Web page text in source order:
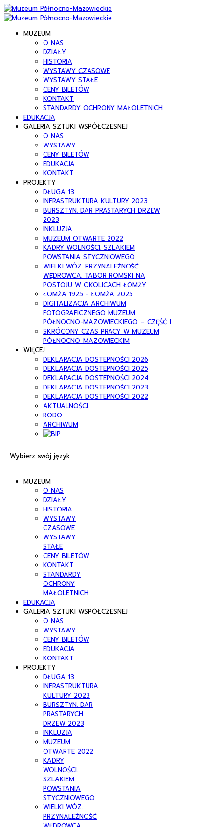
MUZEUM
O NAS
DZIAŁY
HISTORIA
WYSTAWY CZASOWE
WYSTAWY STAŁE
CENY BILETÓW
KONTAKT
STANDARDY OCHRONY MAŁOLETNICH
EDUKACJA
GALERIA SZTUKI WSPÓŁCZESNEJ
O NAS
WYSTAWY
CENY BILETÓW
EDUKACJA
KONTAKT
PROJEKTY
DŁUGA 13
INFRASTRUKTURA KULTURY 2023
BURSZTYN. DAR PRASTARYCH DRZEW
2023
INKLUZJA
MUZEUM OTWARTE 2022
KADRY WOLNOŚCI. SZLAKIEM
POWSTANIA STYCZNIOWEGO
WIELKI WÓZ. PRZYNALEŻNOŚĆ
WĘDROWCA. TABOR ROMSKI NA
POSTOJU W OKOLICACH ŁOMŻY
ŁOMŻA 1925 - ŁOMŻA 2025
DIGITALIZACJA ARCHIWUM
FOTOGRAFICZNEGO MUZEUM
PÓŁNOCNO-MAZOWIECKIEGO – CZĘŚĆ I
SKRÓCONY CZAS PRACY W MUZEUM
PÓŁNOCNO-MAZOWIECKIM
WIĘCEJ
DEKLARACJA DOSTEPNOŚCI 2026
DEKLARACJA DOSTEPNOŚCI 2025
DEKLARACJA DOSTEPNOŚCI 2024
DEKLARACJA DOSTEPNOŚCI 2023
DEKLARACJA DOSTEPNOŚCI 2022
AKTUALNOŚCI
RODO
ARCHIWUM
Wybierz swój język
MUZEUM
O NAS
DZIAŁY
HISTORIA
WYSTAWY
CZASOWE
WYSTAWY
STAŁE
CENY BILETÓW
KONTAKT
STANDARDY
OCHRONY
MAŁOLETNICH
EDUKACJA
GALERIA SZTUKI WSPÓŁCZESNEJ
O NAS
WYSTAWY
CENY BILETÓW
EDUKACJA
KONTAKT
PROJEKTY
DŁUGA 13
INFRASTRUKTURA
KULTURY 2023
BURSZTYN. DAR
PRASTARYCH
DRZEW 2023
INKLUZJA
MUZEUM
OTWARTE 2022
KADRY
WOLNOŚCI.
SZLAKIEM
POWSTANIA
STYCZNIOWEGO
WIELKI WÓZ.
PRZYNALEŻNOŚĆ